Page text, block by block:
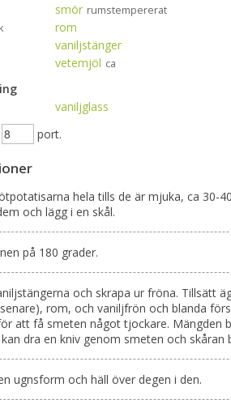
smör rumstempererat
rom
vaniljstänger
vetemjöl ca
vaniljglass
port.
hela tills de är mjuka, ca 30-
och lägg i en skål.
på 180 grader.
och skrapa ur fröna. Tillsätt
rom, och vaniljfrön och blanda
att få smeten något tjockare. Mängden
dra en kniv genom smeten och skåran
ugnsform och häll över degen i den.